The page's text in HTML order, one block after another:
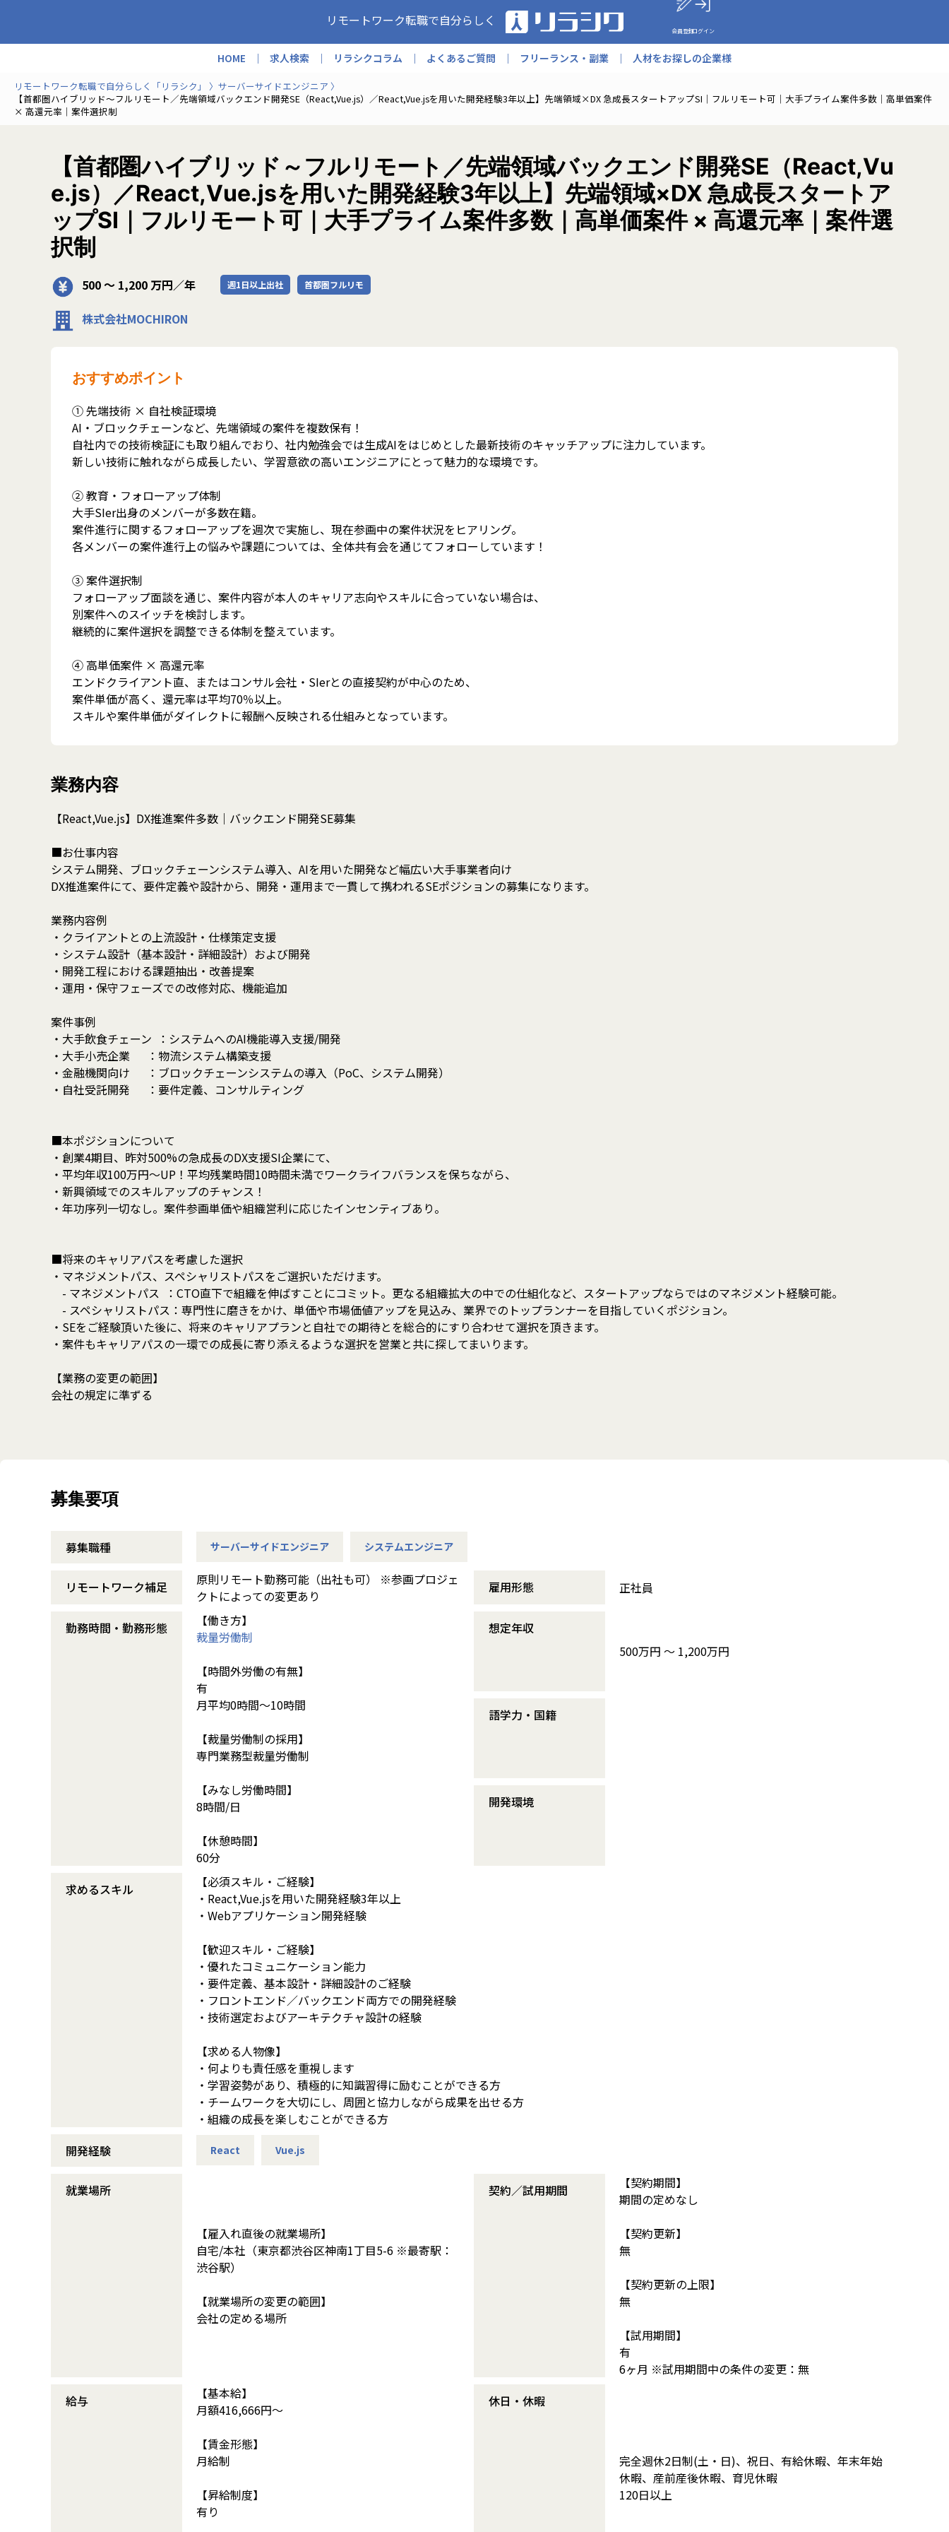
リモートワーク転職で自分らしく
会員登録ログイン
HOME 求人検索 リラシクコラム よくあるご質問 フリーランス・副業 人材をお探しの企業様
リモートワーク転職で自分らしく「リラシク」
サーバーサイドエンジニア
【首都圏ハイブリッド～フルリモート／先端領域バックエンド開発SE（React,Vue.js）／React,Vue.jsを用いた開発経験3年以上】先端領域×DX 急成長スタートアップSI｜フルリモート可｜大手プライム案件多数｜高単価案件
× 高還元率｜案件選択制
【首都圏ハイブリッド～フルリモート／先端領域バックエンド開発SE（React,Vu
e.js）／React,Vue.jsを用いた開発経験3年以上】先端領域×DX 急成長スタートア
ップSI｜フルリモート可｜大手プライム案件多数｜高単価案件 × 高還元率｜案件選
択制
500 〜 1,200 万円／年 週1日以上出社 首都圏フルリモ
株式会社MOCHIRON
おすすめポイント
① 先端技術 × 自社検証環境
AI・ブロックチェーンなど、先端領域の案件を複数保有！
自社内での技術検証にも取り組んでおり、社内勉強会では生成AIをはじめとした最新技術のキャッチアップに注力しています。
新しい技術に触れながら成長したい、学習意欲の高いエンジニアにとって魅力的な環境です。
② 教育・フォローアップ体制
大手SIer出身のメンバーが多数在籍。
案件進行に関するフォローアップを週次で実施し、現在参画中の案件状況をヒアリング。
各メンバーの案件進行上の悩みや課題については、全体共有会を通じてフォローしています！
③ 案件選択制
フォローアップ面談を通じ、案件内容が本人のキャリア志向やスキルに合っていない場合は、
別案件へのスイッチを検討します。
継続的に案件選択を調整できる体制を整えています。
④ 高単価案件 × 高還元率
エンドクライアント直、またはコンサル会社・SIerとの直接契約が中心のため、
案件単価が高く、還元率は平均70％以上。
スキルや案件単価がダイレクトに報酬へ反映される仕組みとなっています。
業務内容
【React,Vue.js】DX推進案件多数｜バックエンド開発SE募集
■お仕事内容
システム開発、ブロックチェーンシステム導入、AIを用いた開発など幅広い大手事業者向け
DX推進案件にて、要件定義や設計から、開発・運用まで一貫して携われるSEポジションの募集になります。
業務内容例
・クライアントとの上流設計・仕様策定支援
・システム設計（基本設計・詳細設計）および開発
・開発工程における課題抽出・改善提案
・運用・保守フェーズでの改修対応、機能追加
案件事例
・大手飲食チェーン ：システムへのAI機能導入支援/開発
・大手小売企業 ：物流システム構築支援
・金融機関向け ：ブロックチェーンシステムの導入（PoC、システム開発）
・自社受託開発 ：要件定義、コンサルティング
■本ポジションについて
・創業4期目、昨対500%の急成長のDX支援SI企業にて、
・平均年収100万円～UP！平均残業時間10時間未満でワークライフバランスを保ちながら、
・新興領域でのスキルアップのチャンス！
・年功序列一切なし。案件参画単価や組織営利に応じたインセンティブあり。
■将来のキャリアパスを考慮した選択
・マネジメントパス、スペシャリストパスをご選択いただけます。
- マネジメントパス ：CTO直下で組織を伸ばすことにコミット。更なる組織拡大の中での仕組化など、スタートアップならではのマネジメント経験可能。
- スペシャリストパス：専門性に磨きをかけ、単価や市場価値アップを見込み、業界でのトップランナーを目指していくポジション。
・SEをご経験頂いた後に、将来のキャリアプランと自社での期待とを総合的にすり合わせて選択を頂きます。
・案件もキャリアパスの一環での成長に寄り添えるような選択を営業と共に探してまいります。
【業務の変更の範囲】
会社の規定に準ずる
募集要項
募集職種 サーバーサイドエンジニア システムエンジニア
リモートワーク補足
原則リモート勤務可能（出社も可） ※参画プロジェ
クトによっての変更あり
雇用形態 正社員
勤務時間・勤務形態
【働き方】
裁量労働制
【時間外労働の有無】
有
月平均0時間～10時間
【裁量労働制の採用】
専門業務型裁量労働制
【みなし労働時間】
8時間/日
【休憩時間】
60分
想定年収
500万円 〜 1,200万円
語学力・国籍
開発環境
求めるスキル
【必須スキル・ご経験】
・React,Vue.jsを用いた開発経験3年以上
・Webアプリケーション開発経験
【歓迎スキル・ご経験】
・優れたコミュニケーション能力
・要件定義、基本設計・詳細設計のご経験
・フロントエンド／バックエンド両方での開発経験
・技術選定およびアーキテクチャ設計の経験
【求める人物像】
・何よりも責任感を重視します
・学習姿勢があり、積極的に知識習得に励むことができる方
・チームワークを大切にし、周囲と協力しながら成果を出せる方
・組織の成長を楽しむことができる方
開発経験
React Vue.js
就業場所
【雇入れ直後の就業場所】
自宅/本社（東京都渋谷区神南1丁目5-6 ※最寄駅：
渋谷駅）
【就業場所の変更の範囲】
会社の定める場所
契約／試用期間
【契約期間】
期間の定めなし
【契約更新】
無
【契約更新の上限】
無
【試用期間】
有
6ヶ月 ※試用期間中の条件の変更：無
給与
【基本給】
月額416,666円～
【賃金形態】
月給制
【昇給制度】
有り
休日・休暇
完全週休2日制(土・日)、祝日、有給休暇、年末年始
休暇、産前産後休暇、育児休暇
120日以上